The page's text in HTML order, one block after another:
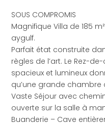
SOUS COMPROMIS
Magnifique Villa de 185
aygulf.
Parfait état construite
règles de l’art. Le Rez-
spacieux et lumineux
qu’une grande
Vaste Séjour avec
ouverte sur la salle à
Buanderie – Cave